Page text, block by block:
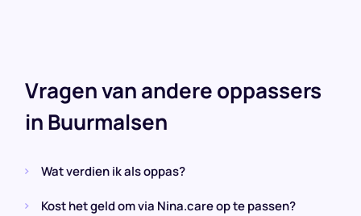
Vragen van andere oppassers
in Buurmalsen
Wat verdien ik als oppas?
Kost het geld om via Nina.care op te passen?